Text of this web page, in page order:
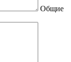
Общие